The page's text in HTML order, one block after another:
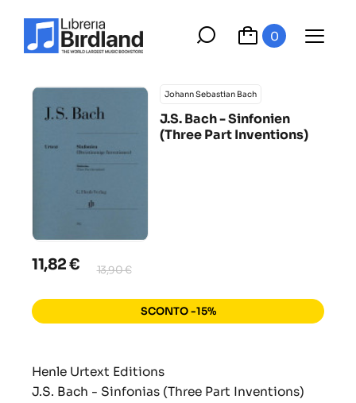
0
Johann Sebastian Bach
J.S. Bach - Sinfonien
(Three Part Inventions)
11,82 € 13,90 €
SCONTO -15%
Henle Urtext Editions
J.S. Bach - Sinfonias (Three Part Inventions)